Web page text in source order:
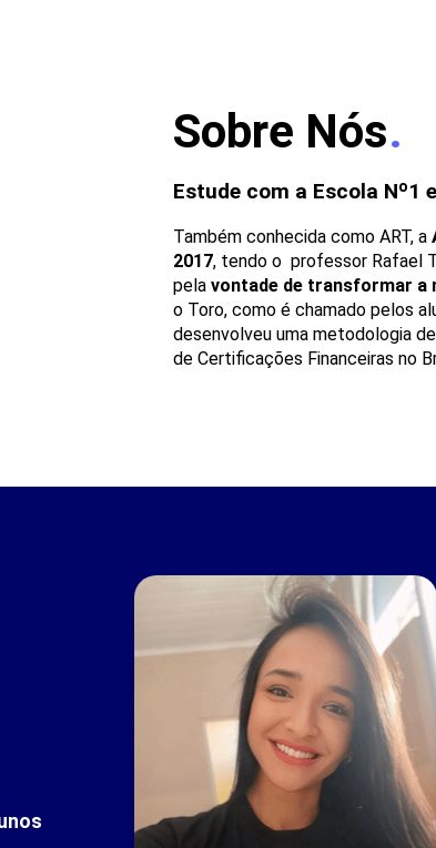
Sobre Nós.
Estude com a Escola Nº1
Também conhecida como ART, a
2017, tendo o professor Rafael
pela vontade de transformar a
o Toro, como é chamado pelos
desenvolveu uma metodologia
de Certificações Financeiras no